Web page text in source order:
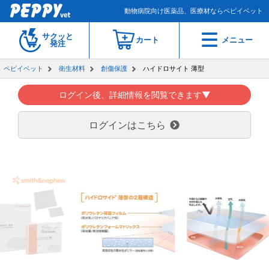
動物病院向け医薬品、医療材ならペピイベット
サクッと
発注
カート メニュー
ペピイベット 衛生材料 創傷保護 ハイドロサイト 薄型
ログイン後、詳細情報を閲覧できます▼
ログインはこちら